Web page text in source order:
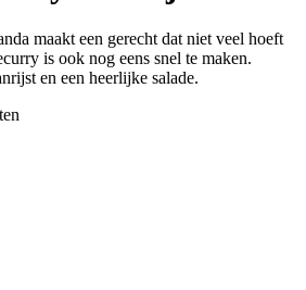
maakt een gerecht dat niet veel hoeft
is ook nog eens snel te maken.
en een heerlijke salade.